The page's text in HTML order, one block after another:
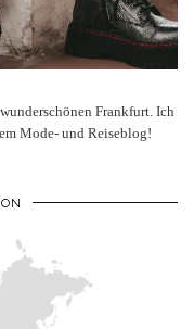
Frankfurt. Ich
Mode- und Reiseblog!